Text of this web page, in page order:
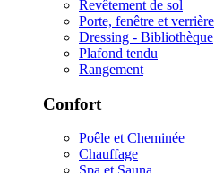
Revêtement de sol
Porte, fenêtre et verrière
Dressing - Bibliothèque
Plafond tendu
Rangement
Confort
Poêle et Cheminée
Chauffage